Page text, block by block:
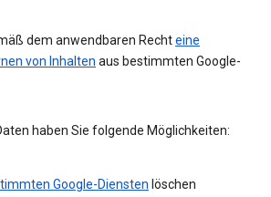
dem anwendbaren Rechteine
von Inhalten aus bestimmten Google-
haben Sie folgende Möglichkeiten:
Google-Diensten löschen